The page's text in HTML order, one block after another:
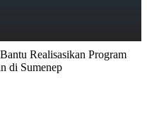
Realisasikan Program
di Sumenep